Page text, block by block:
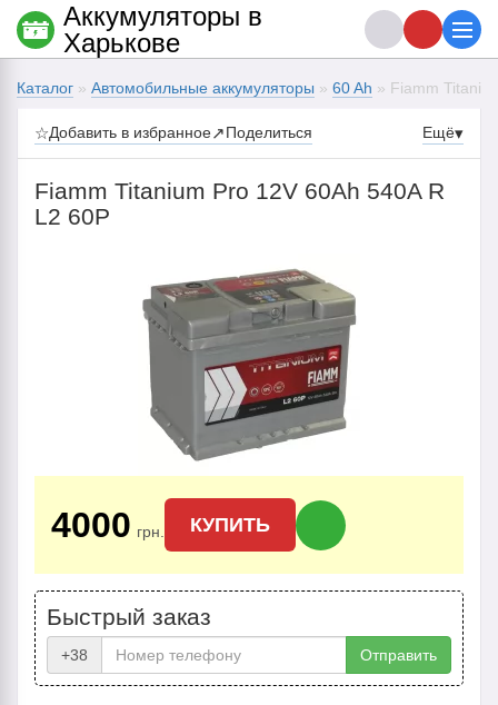
Каталог » Автомобильные аккумуляторы » 60 Ah » Fiamm
☆Добавить в избранное↗Поделиться Ещё▾
Fiamm Titanium Pro 12V 60Ah 540A R
L2 60P
4000 грн. КУПИТЬ
Быстрый заказ
+38 Отправить
Аккумуляторы в
Харькове